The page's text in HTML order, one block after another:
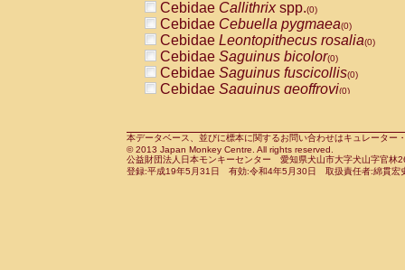
CercopithecidaeCercocebus agilis
CercopithecidaeCercocebus
CercopithecidaeCercocebus
CercopithecidaeCercocebus
CercopithecidaeCercocebus
CercopithecidaeCercocebushybrid
CercopithecidaePapio anubis(0)
CercopithecidaePapio cynocephalus
CercopithecidaePapio hamadryas(0)
Cebidae Callithrixspp.(0)
Cebidae Cebuella pygmaea(0)
Cebidae Leontopithecus rosalia(0)
Cebidae Saguinus bicolor(0)
Cebidae Saguinus fuscicollis(0)
Cebidae Saguinus geoffroyi(0)
CebidaeSaguinus leucopus(0)
CebidaeSaguinus midas(0)
Cebidae Saguinus mystax(0)
本データベース、並びに標本に関するお問い合わせはキュレータ
© 2013 Japan Monkey Centre. All rights reserved.
公益財団法人日本モンキーセンター 愛知県犬山市大字犬山字官
登録:平成19年5月31日 有効:令和4年5月30日 取扱責任者:綿貫宏